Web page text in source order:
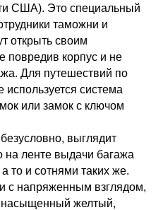
США). Это специальный
таможни и
открыть своим
повредив корпус и не
Для путешествий по
используется система
или замок с ключом
выглядит
на ленте выдачи багажа
то и сотнями таких же.
с напряженным взглядом,
насыщенный желтый,